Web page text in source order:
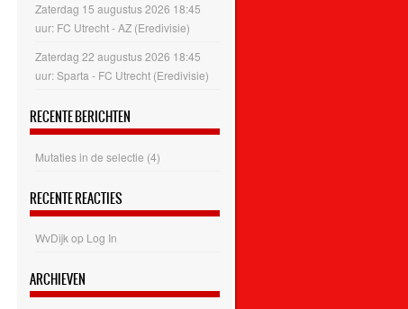
Zaterdag 15 augustus 2026 18:45
uur: FC Utrecht - AZ (Eredivisie)
Zaterdag 22 augustus 2026 18:45
uur: Sparta - FC Utrecht (Eredivisie)
RECENTE BERICHTEN
Mutaties in de selectie (4)
RECENTE REACTIES
WvDijk op Log In
ARCHIEVEN